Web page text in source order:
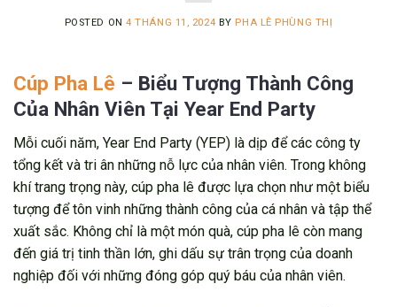
POSTED ON4 THÁNG 11, 2024 BY PHA LÊ PHÙNG THỊ
Cúp Pha Lê – Biểu Tượng Thành Công
Của Nhân Viên Tại Year End Party
Mỗi cuối năm, Year End Party (YEP) là dịp để các công ty
tổng kết và tri ân những nỗ lực của nhân viên. Trong không
khí trang trọng này, cúp pha lê được lựa chọn như một biểu
tượng để tôn vinh những thành công của cá nhân và tập thể
xuất sắc. Không chỉ là một món quà, cúp pha lê còn mang
đến giá trị tinh thần lớn, ghi dấu sự trân trọng của doanh
nghiệp đối với những đóng góp quý báu của nhân viên.